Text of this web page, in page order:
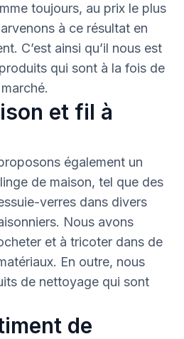
toujours, au prix le plus
à ce résultat en
C’est ainsi qu’il nous est
qui sont à la fois de
et fil à
également un
de maison, tel que des
verres dans divers
Nous avons
et à tricoter dans de
En outre, nous
de nettoyage qui sont
de